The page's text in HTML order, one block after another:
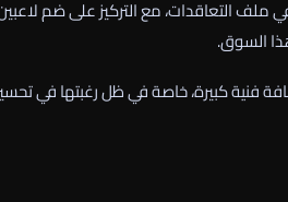
ملف التعاقدات، مع التركيز على ضم
السوق.
فنية كبيرة، خاصة في ظل رغبتها في